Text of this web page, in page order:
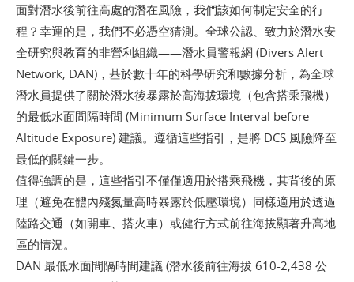
面對潛水後前往高處的潛在風險，我們該如何制定安全的行
程？幸運的是，我們不必憑空猜測。全球公認、致力於潛水安
全研究與教育的非營利組織——潛水員警報網 (Divers Alert
Network, DAN)，基於數十年的科學研究和數據分析，為全球
潛水員提供了關於潛水後暴露於高海拔環境（包含搭乘飛機）
的最低水面間隔時間 (Minimum Surface Interval before
Altitude Exposure) 建議。遵循這些指引，是將 DCS 風險降至
最低的關鍵一步。
值得強調的是，這些指引不僅僅適用於搭乘飛機，其背後的原
理（避免在體內殘氮量高時暴露於低壓環境）同樣適用於透過
陸路交通（如開車、搭火車）或健行方式前往海拔顯著升高地
區的情況。
DAN 最低水面間隔時間建議 (潛水後前往海拔 610-2,438 公